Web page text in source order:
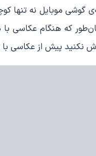
موبایل نه تنها
نکنید پیش از عکاسی با